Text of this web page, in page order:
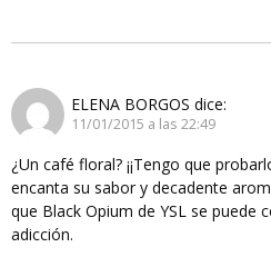
ELENA BORGOS dice:
11/01/2015 a las 22:49
¿Un café floral? ¡¡Tengo que
encanta su sabor y decadente
que Black Opium de YSL se puede
adicción.